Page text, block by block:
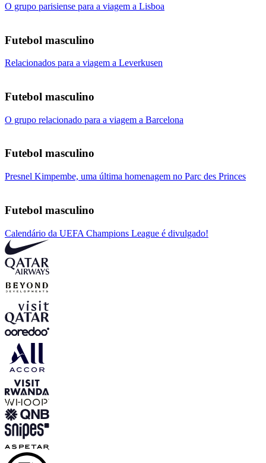
O grupo parisiense para a viagem a Lisboa
Futebol masculino
Relacionados para a viagem a Leverkusen
Futebol masculino
O grupo relacionado para a viagem a Barcelona
Futebol masculino
Presnel Kimpembe, uma última homenagem no Parc des Princes
Futebol masculino
Calendário da UEFA Champions League é divulgado!